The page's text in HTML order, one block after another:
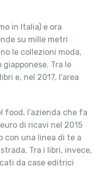
in Italia) e ora
su mille metri
le collezioni moda,
Tra le
e, nel 2017, l’area
food, l’azienda che fa
di ricavi nel 2015
con una linea di te a
Tra i libri, invece,
da case editrici